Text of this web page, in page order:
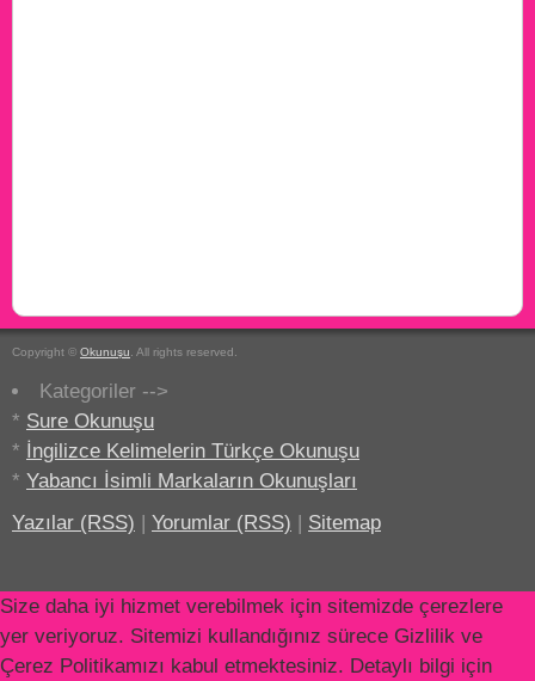
Copyright © Okunuşu . All rights reserved.
Kategoriler -->
* Sure Okunuşu
* İngilizce Kelimelerin Türkçe Okunuşu
* Yabancı İsimli Markaların Okunuşları
Yazılar (RSS) | Yorumlar (RSS) | Sitemap
Size daha iyi hizmet verebilmek için sitemizde çerezlere
yer veriyoruz. Sitemizi kullandığınız sürece Gizlilik ve
Çerez Politikamızı kabul etmektesiniz. Detaylı bilgi için